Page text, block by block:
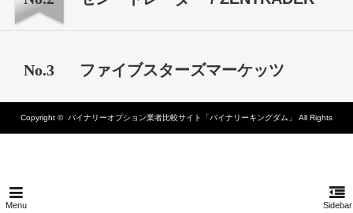
Menu Sidebar
No.3 ファイブスターズマーケッツ
Copyright © バイナリーオプション業者比較サイト「バイナリーキングダム」 All Rights